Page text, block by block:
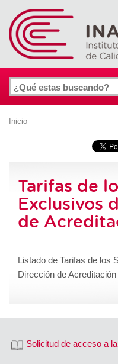
Inicio
Tarifas de
Exclusivos
de
Listado de Tarifas de los
Dirección de
Solicitud de acceso a